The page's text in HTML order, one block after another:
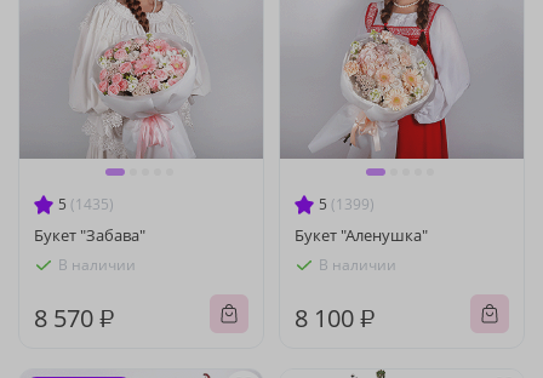
5 (1435)
Букет "Забава"
В наличии
8 570 ₽
5 (1399)
Букет "Аленушка"
В наличии
8 100 ₽